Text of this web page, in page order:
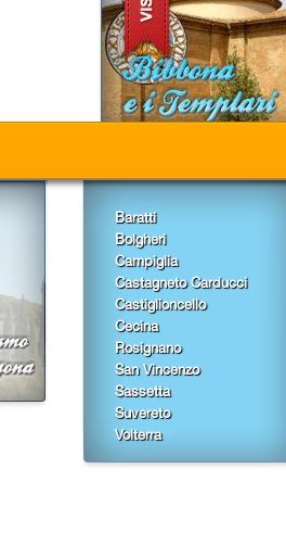
Baratti
Bolgheri
Campiglia
Castagneto Carducci
Castiglioncello
Cecina
Rosignano
San Vincenzo
Sassetta
Suvereto
Volterra